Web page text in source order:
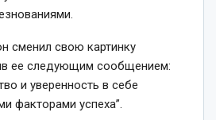
сменил свою картинку
ее следующим сообщением:
и уверенность в себе
факторами успеха”.